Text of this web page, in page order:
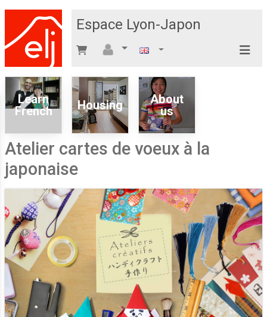
Espace Lyon-Japon
Learn
French
Housing
About
us
Atelier cartes de voeux à la
japonaise